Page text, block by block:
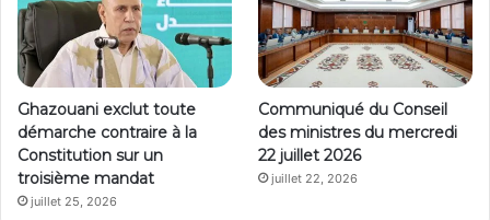
Ghazouani exclut toute
démarche contraire à la
Constitution sur un
troisième mandat
juillet 25, 2026
Communiqué du Conseil
des ministres du mercredi
22 juillet 2026
juillet 22, 2026